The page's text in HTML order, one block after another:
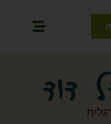
דוד